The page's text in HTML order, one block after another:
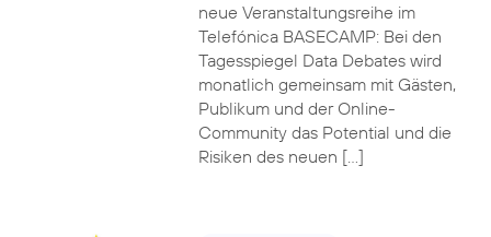
neue Veranstaltungsreihe im
Telefónica BASECAMP: Bei den
Tagesspiegel Data Debates wird
monatlich gemeinsam mit Gästen,
Publikum und der Online-
Community das Potential und die
Risiken des neuen […]